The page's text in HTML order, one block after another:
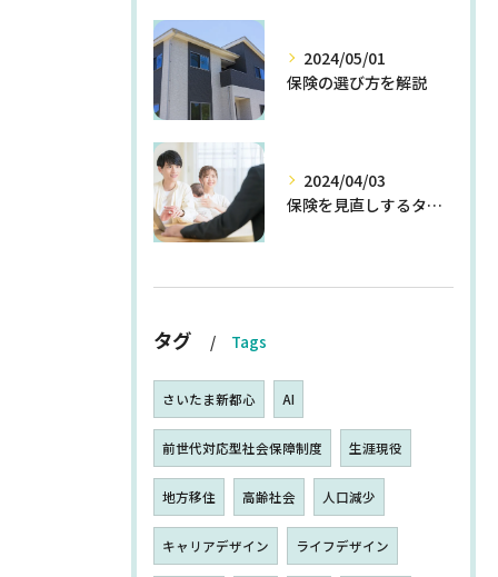
2024/05/01
保険の選び方を解説
2024/04/03
保険を見直しするタイミングとは
タグ Tags
さいたま新都心 AI
前世代対応型社会保障制度 生涯現役
地方移住 高齢社会 人口減少
キャリアデザイン ライフデザイン